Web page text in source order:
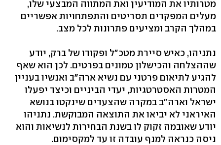
מטרותיו את המודיעין ואת המתווה המבצעי שלו,
מעלים המפקדים תסריטים והתפתחויות אפשריים
במהלך הקרב ומציעים פתרונות לכל מצב.
נתניהו, כאיש סיירת מטכ"ל ופקודו של ברק, יודע
שההצלחה והכישלון טמונים בפרטים. לכן הוא שאף
להגיע לתיאום פרטני עם נשיא ארה"ב ואנשיו בעניין
המטרות האסטרטגיות, יעדי הביניים וכיצד יפעלו
ישראל וארה"ב במקרה שהצעדים שינקטו בנושא
האיראני לא יביאו את התוצאה המבוקשת. נתניהו
יודע שאובמה זקוק לו בשנת הבחירות לנשיאות והוא
ניסה כנראה למנף עובדה זו עד למקסימום.